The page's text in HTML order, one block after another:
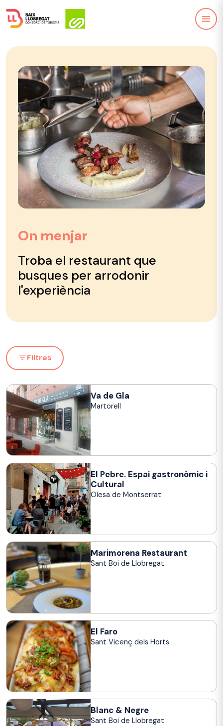
On menjar
Troba el restaurant que
busques per arrodonir
l'experiència
Filtres
Va de Gla
Martorell
El Pebre. Espai gastronòmic i
Cultural
Olesa de Montserrat
Marimorena Restaurant
Sant Boi de Llobregat
El Faro
Sant Vicenç dels Horts
Blanc & Negre
Sant Boi de Llobregat